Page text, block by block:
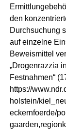
den
Durchsuchung
auf einzelne
Beweismittel
„Drogenrazzia
Festnahmen“
https://
holstein/
eckernfoerde/